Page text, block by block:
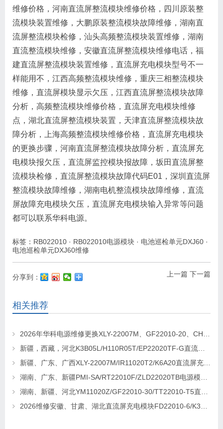
维修价格，河南直流屏整流模块维修价格，四川原装整
流模块装置维修，大鹏原装整流模块故障维修，湖南直
流屏整流模块检修，汕头高频整流模块装置维修，湖南
直流整流模块维修，安徽直流屏整流模块维修电话，福
建直流屏整流模块装置维修，直流屏充电模块型号不一
样能用不，江西高频整流模块维修，重庆三相整流模块
维修，直流屏模块显示欠压，江西直流屏整流模块故障
分析，高频整流模块维修价格，直流屏充电模块维修
点，湖北直流屏整流模块装置，天津直流屏整流模块故
障分析，上海高频整流模块维修价格，直流屏充电模块
的更换步骤，河南直流屏整流模块故障分析，直流屏充
电模块报欠压，直流屏监控模块报故障，坂田直流屏整
流模块检修，直流屏整流模块故障代码E01，深圳直流屏
整流模块故障维修，湖南电机整流模块故障维修，直流
屏故障充电模块欠压，直流屏充电模块输入异常等问题
都可以联系华科电源。
标签： RB022010 · RB022010电源模块 · 电池巡检单元DXJ60 ·
电池巡检单元DXJ60维修
上一篇 下一篇
分享到：
相关推荐